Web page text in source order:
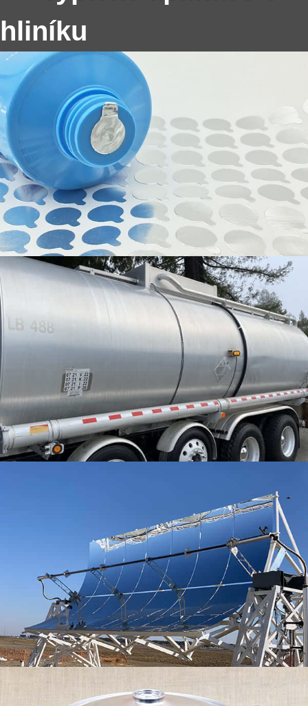
hliníku
Hliník 5083 pro tlakové nádrže
Tento článek poskytuje hluboký pohled na základní
koncepty, Materiálové vlastnosti, Návrh a výrobní
procesy, aplikací, a srovnávací výhody použití 5083
hliník pro tlakové nádrže.
Reflexní hliníkové fólie pro solární panely
Reflexní hliníkový plech pro Solar hraje klíčovou roli
při zvyšování účinnosti solární energie tím, že
nasměruje více slunečního světla na solární panely.
Tento článek zkoumá, jak tyto desky zlepšují solární
účinnost, typy, Specifikace, funkce, a výhody, a
zároveň se zabývá běžnými mýty a mylnými
představami o jejich používání.
1100 Hliníkové kruhy na nádobí | Čistý,
Objevit 1100 kvalitní hliníkové kruhy na nádobí s
vynikající tvarovatelností, bezpečnost potravin, a
rovnoměrná tloušťka – ideální pro hrnce, pánve, a
víka.